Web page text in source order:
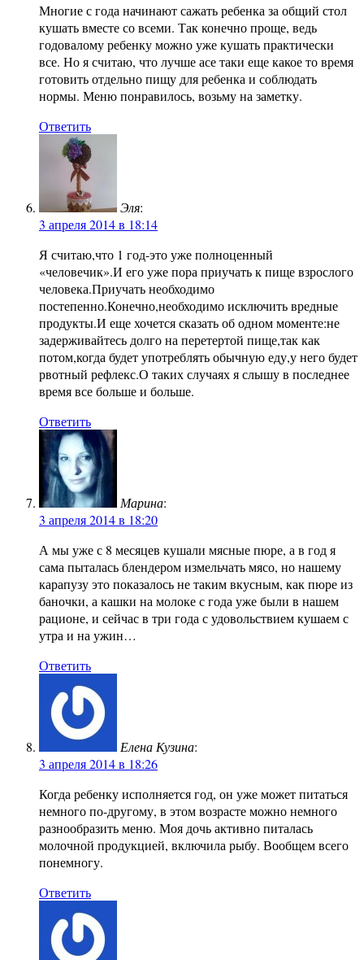
Многие с года начинают сажать ребенка за общий стол
кушать вместе со всеми. Так конечно проще, ведь
годовалому ребенку можно уже кушать практически
все. Но я считаю, что лучше асе таки еще какое то время
готовить отдельно пищу для ребенка и соблюдать
нормы. Меню понравилось, возьму на заметку.
Ответить
Эля:
3 апреля 2014 в 18:14
Я считаю,что 1 год-это уже полноценный
«человечик».И его уже пора приучать к пище взрослого
человека.Приучать необходимо
постепенно.Конечно,необходимо исключить вредные
продукты.И еще хочется сказать об одном моменте:не
задерживайтесь долго на перетертой пище,так как
потом,когда будет употреблять обычную еду,у него будет
рвотный рефлекс.О таких случаях я слышу в последнее
время все больше и больше.
Ответить
Марина:
3 апреля 2014 в 18:20
А мы уже с 8 месяцев кушали мясные пюре, а в год я
сама пыталась блендером измельчать мясо, но нашему
карапузу это показалось не таким вкусным, как пюре из
баночки, а кашки на молоке с года уже были в нашем
рационе, и сейчас в три года с удовольствием кушаем с
утра и на ужин…
Ответить
Елена Кузина:
3 апреля 2014 в 18:26
Когда ребенку исполняется год, он уже может питаться
немного по-другому, в этом возрасте можно немного
разнообразить меню. Моя дочь активно питалась
молочной продукцией, включила рыбу. Вообщем всего
понемногу.
Ответить